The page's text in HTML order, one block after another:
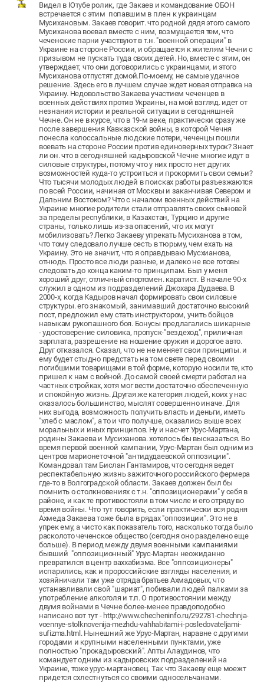
Видел в Ютубе ролик, где Закаев и командование ОБОН
встречается с этим попавшим в плен к украинцам
Мусихановым. Закаев говорит. что родной дядя этого самого
Мусиханова воевал вместе с ним, возмущается тем, что
чеченские парни участвуют в т.н. "военной операции" в
Украине на стороне России, и обращается к жителям Чечни с
призывом не пускать туда своих детей. Но, вместе с этим, он
утверждает, что они договорились с украинцами, и этого
Мусиханова отпустят домой.По-моему, не самые удачное
решение. Здесь его в лучшем случае ждет новая отправка на
Украину. Недовольство Закаева участием чеченцев в
военных действиях против Украины, на мой взгляд. идет от
незнания истории и реальной ситуации в сегодняшней
Чечне. Он не в курсе, что в 19-м веке, практически сразу же
после завершения Кавказской войны, в которой Чечня
понесла колоссальные людские потери, чеченцы пошли
воевать на стороне России против единоверных турок? Знает
ли он. что в сегодняшней кадыровской Чечне многие идут в
силовые структуры, потому что у них просто нет других
возможностей куда-то устроиться и прокормить свои семьи?
Что тысячи молодых людей в поисках работы разъезжаются
по всей России, начиная от Москвы и заканчивая Севером и
Дальним Востоком? Что с началом военных действий на
Украине многие родители стали отправлять своих сыновей
за пределы республики, в Казахстан, Турцию и другие
страны, только лишь из-за опасений, что их могут
мобилизовать? Легко Закаеву упрекать Мусиханова в том,
что тому следовало лучше сесть в тюрьму, чем ехать на
Украину. Это не значит, что я оправдываю Мусхианова,
отнюдь. Просто все люди разные, и далеко не все готовы
следовать до конца каким-то принципам. Был у меня
хороший друг, отличный спортсмен. каратист. В начале 90-х
служил в одном из подразделений Джохара Дудаева. В
2000-х, когда Кадыров начал формировать свои силовые
структуры. его знакомый, занимавший достаточно высокий
пост, предложил ему стать инструктором, учить бойцов
навыкам рукопашного боя. Бонусы предлагались шикарные
- удостоверение силовика, пропуск-"вездеход", приличная
зарплата, разрешение на ношение оружия и дорогое авто.
Друг отказался. Сказал, что не не меняет свои принципы. и
ему будет стыдно предстать на том свете перед своими
погибшими товарищами в той форме, которую носили те, кто
пришел к нам с войной. До самой своей смерти работал на
частных стройках, хотя мог вести достаточно обеспеченную
и спокойную жизнь. Другая же категория людей, коих у нас
оказалось большинство, мыслят совершенно иначе. Для
них выгода, возможность получить власть и деньги, иметь
"хлеб с маслом", а то и что получше, оказались выше всех
моральных и иных принципов. Ну и насчет Урус-Мартана,
родины Закаева и Мусиханова. хотелось бы высказаться. Во
время первой военной кампании, Урус-Мартан был одним из
центров марионеточной "антидудаевской оппозиции".
Командовал там Бислан Гантамиров, что сегодня ведет
респектабельную жизнь зажиточного российского фермера
где-то в Волгоградской области. Закаев должен был бы
помнить о столкновениях с т.н. "оппозиционерами" у себя в
районе, и как те противостояли в том числе и его отряду во
время войны. Что тут говорить, если практически вся родня
Ахмеда Закаева тоже была в рядах "оппозиции". Это не в
упрек ему, а чисто как показатель того, насколько тогда было
расколото чеченское общество (сегодня оно разделено еще
больше). В период между двумя военными кампаниями
бывший "оппозиционный" Урус-Мартан неожиданно
превратился в центр ваххабизма. Все "оппозиционеры"
испарились, как и пророссийские взгляды населения, и
хозяйничали там уже отряда братьев Ахмадовых, что
устанавливали свой "шариат", побивали людей палками за
употребление алкоголя и т.п. О противостоянии между
двумя войнами в Чечне более-менее правдоподобно
написано вот тут - http://www.checheninfo.ru/292781-chechnja-
voennye-stolknovenija-mezhdu-vahhabitami-i-posledovateljami-
sufizma.html. Нынешний же Урус-Мартан, наравне с другими
городами и крупными населенными пунктами, уже
полностью "прокадыровский". Апты Алаудинов, что
командует одним из кадыровских подразделений на
Украине, тоже урус-мартановец. Так что Закаеву еще моежт
придется схлестнуться со своими односельчанами.